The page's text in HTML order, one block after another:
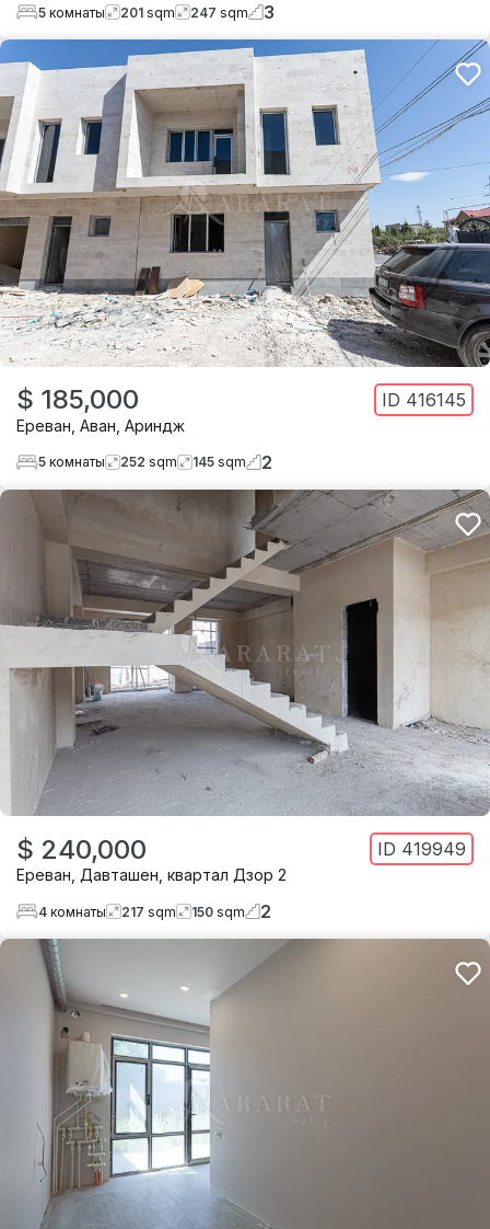
5 комнаты 201 sqm 247 sqm 3
$ 185,000 ID 416145
Ереван Аван Ариндж
5 комнаты 252 sqm 145 sqm 2
$ 240,000 ID 419949
Ереван Давташен квартал Дзор 2
4 комнаты 217 sqm 150 sqm 2